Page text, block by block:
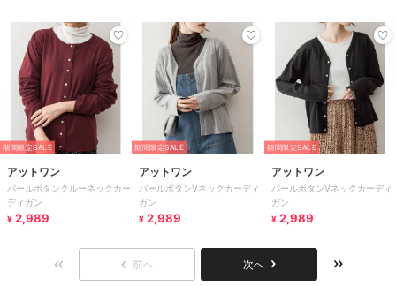
期間限定SALE
アットワン
パールボタンクルーネックカー
ディガン
¥ 2,989
期間限定SALE
アットワン
パールボタンVネックカーディ
ガン
¥ 2,989
期間限定SALE
アットワン
パールボタンVネックカーディ
ガン
¥ 2,989
前へ 次へ